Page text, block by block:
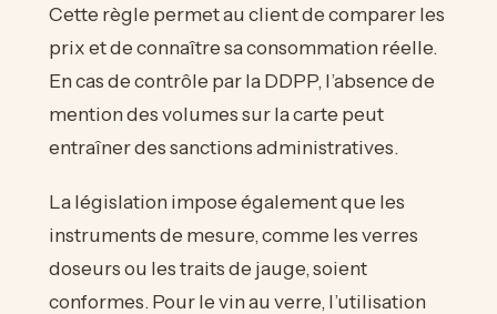
Cette règle permet au client de comparer les
prix et de connaître sa consommation réelle.
En cas de contrôle par la DDPP, l’absence de
mention des volumes sur la carte peut
entraîner des sanctions administratives.
La législation impose également que les
instruments de mesure, comme les verres
doseurs ou les traits de jauge, soient
conformes. Pour le vin au verre, l’utilisation